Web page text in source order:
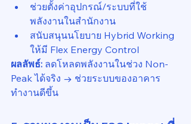
ช่วยตั้งค่าอุปกรณ์/ระบบที่ใช้
พลังงานในสำนักงาน
สนับสนุนนโยบาย Hybrid Working
ให้มี Flex Energy Control
ผลลัพธ์: ลดโหลดพลังงานในช่วง Non-
Peak ได้จริง → ช่วยระบบของอาคาร
ทำงานดีขึ้น